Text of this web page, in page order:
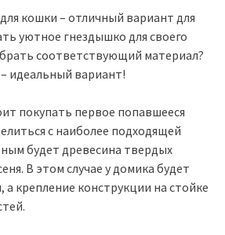
кошки – отличный вариант для
уютное гнездышко для своего
соответствующий материал?
идеальный вариант!
покупать первое попавшееся
с наиболее подходящей
будет древесина твердых
В этом случае у домика будет
а крепление конструкции на стойке